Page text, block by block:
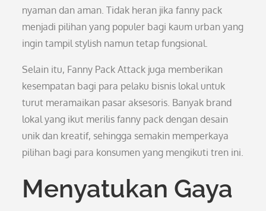
nyaman dan aman. Tidak heran jika fanny pack
menjadi pilihan yang populer bagi kaum urban yang
ingin tampil stylish namun tetap fungsional.
Selain itu, Fanny Pack Attack juga memberikan
kesempatan bagi para pelaku bisnis lokal untuk
turut meramaikan pasar aksesoris. Banyak brand
lokal yang ikut merilis fanny pack dengan desain
unik dan kreatif, sehingga semakin memperkaya
pilihan bagi para konsumen yang mengikuti tren ini.
Menyatukan Gaya